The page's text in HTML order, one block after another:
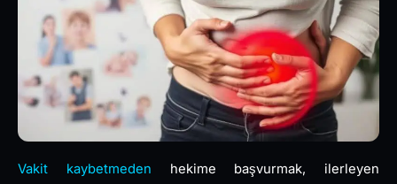
Vakit kaybetmeden hekime başvurmak, ilerleyen